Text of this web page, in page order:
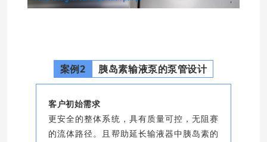
案例2 胰岛素输液泵的泵管设计
客户初始需求
更安全的整体系统，具有质量可控，无阻赛
的流体路径。且帮助延长输液器中胰岛素的